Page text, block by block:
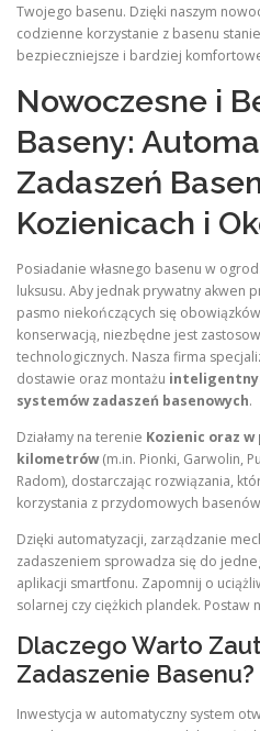
Twojego basenu. Dzięki naszym
codzienne korzystanie z basenu
bezpieczniejsze i bardziej
Nowoczesne i
Baseny:
Zadaszeń
Kozienicach i
Posiadanie własnego basenu w
luksusu. Aby jednak prywatny akwen
pasmo niekończących się
konserwacją, niezbędne jest
technologicznych. Nasza firma
dostawie oraz montażu
systemów zadaszeń basenowych.
Działamy na terenie Kozienic oraz
kilometrów(m.in. Pionki, Garwolin,
Radom), dostarczając rozwiązania,
korzystania z przydomowych
Dzięki automatyzacji, zarządzanie
zadaszeniem sprowadza się do
aplikacji smartfonu. Zapomnij o
solarnej czy ciężkich plandek. Postaw
Dlaczego Warto
Zadaszenie Basenu?
Inwestycja w automatyczny system